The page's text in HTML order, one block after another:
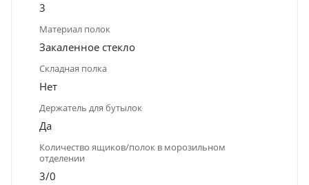
3
Материал полок
Закаленное стекло
Складная полка
Нет
Держатель для бутылок
Да
Количество ящиков/полок в морозильном
отделении
3/0